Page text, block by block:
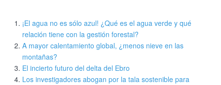
¡El agua no es sólo azul! ¿Qué es el agua verde y qué
relación tiene con la gestión forestal?
A mayor calentamiento global, ¿menos nieve en las
montañas?
El incierto futuro del delta del Ebro
Los investigadores abogan por la tala sostenible para